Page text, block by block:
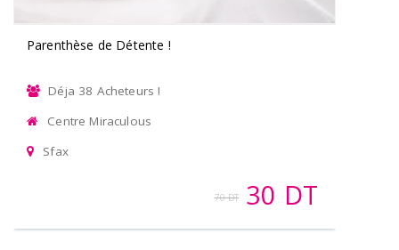
Parenthèse de Détente !
Déja 38 Acheteurs !
Centre Miraculous
Sfax
30 DT
70 DT